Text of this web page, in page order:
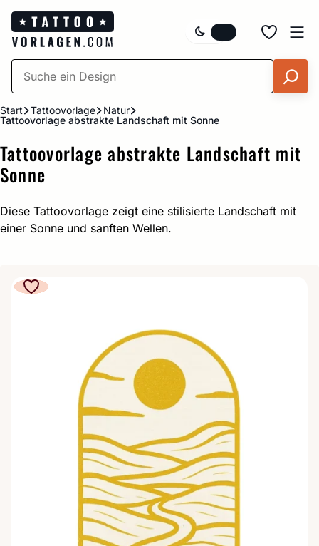
Zum
Inhalt
springen
Start Tattoovorlage
Natur
Tattoovorlage abstrakte Landschaft mit Sonne
Tattoovorlage abstrakte Landschaft mit
Sonne
Diese Tattoovorlage zeigt eine stilisierte Landschaft mit
einer Sonne und sanften Wellen.